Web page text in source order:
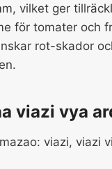
vilket ger
för tomater och
rot-skador
viazi vya
viazi, viazi